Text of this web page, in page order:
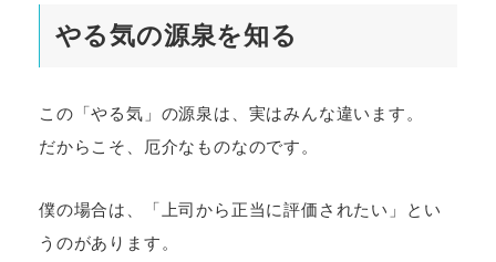
やる気の源泉を知る
この「やる気」の源泉は、実はみんな違います。
だからこそ、厄介なものなのです。
僕の場合は、「上司から正当に評価されたい」とい
うのがあります。